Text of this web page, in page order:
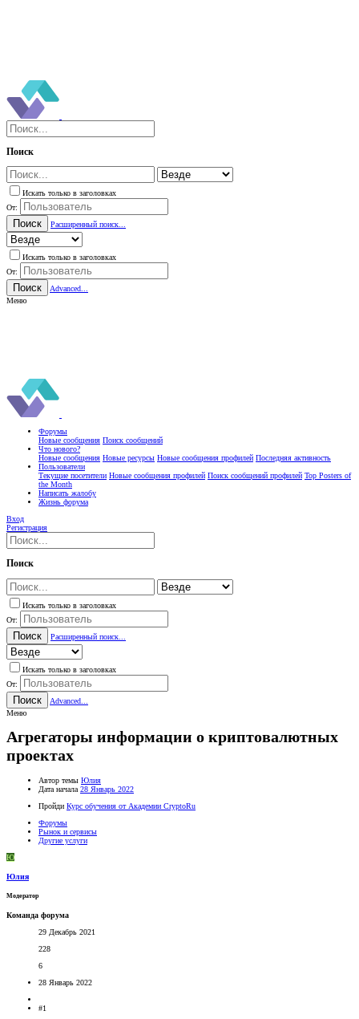
Поиск
Искать только в заголовках
От:
Поиск Расширенный поиск...
Искать только в заголовках
От:
Поиск
Advanced...
Меню
Форумы
Новые сообщения Поиск сообщений
Что нового?
Новые сообщения Новые ресурсы Новые сообщения профилей Последняя активность
Пользователи
Текущие посетители Новые сообщения профилей Поиск сообщений профилей Top Posters of
the Month
Написать жалобу
Жизнь форума
Вход
Регистрация
Поиск
Искать только в заголовках
От:
Поиск Расширенный поиск...
Искать только в заголовках
От:
Поиск
Advanced...
Меню
Агрегаторы информации о криптовалютных
проектах
Автор темы Юлия
Дата начала 28 Январь 2022
Пройди Курс обучения от Академии CryptoRu
Форумы
Рынок и сервисы
Другие услуги
Ю
Юлия
Модератор
Команда форума
29 Декабрь 2021
228
6
28 Январь 2022
#1